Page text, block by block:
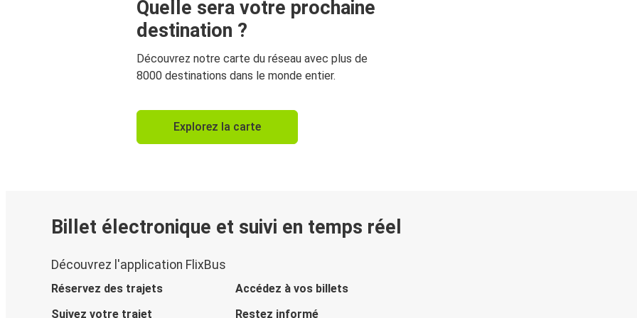
Quelle sera votre prochaine
destination ?
Découvrez notre carte du réseau avec plus de
8000 destinations dans le monde entier.
Explorez la carte
Billet électronique et suivi en temps réel
Découvrez l'application FlixBus
Réservez des trajets
Accédez à vos billets
Suivez votre trajet
Restez informé